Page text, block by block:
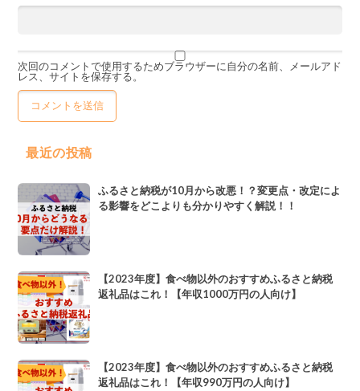
次回のコメントで使用するためブラウザーに自分の名前、メールアド
レス、サイトを保存する。
最近の投稿
ふるさと納税が10月から改悪！？変更点・改定によ
る影響をどこよりも分かりやすく解説！！
【2023年度】食べ物以外のおすすめふるさと納税
返礼品はこれ！【年収1000万円の人向け】
【2023年度】食べ物以外のおすすめふるさと納税
返礼品はこれ！【年収990万円の人向け】